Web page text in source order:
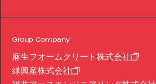
Group Company
麻生フオームクリート株式会社
緑興産株式会社